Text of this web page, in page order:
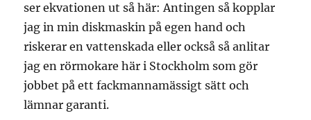
ser ekvationen ut så här: Antingen så kopplar
jag in min diskmaskin på egen hand och
riskerar en vattenskada eller också så anlitar
jag en rörmokare här i Stockholm som gör
jobbet på ett fackmannamässigt sätt och
lämnar garanti.